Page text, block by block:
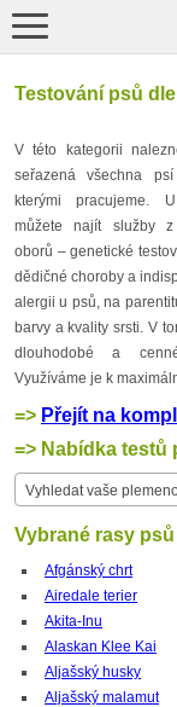
Testování psů
V této kategorii
seřazená všechna
kterými pracujeme.
můžete najít služby z
oborů – genetické
dědičné choroby a
alergii u psů, na
barvy a kvality srsti. V
dlouhodobé a
Využíváme je k
=> Přejít na
=> Nabídka testů
Vyhledat vaše
Vybrané rasy psů
Afgánský chrt
Airedale terier
Akita-Inu
Alaskan Klee Kai
Aljašský husky
Aljašský malamut